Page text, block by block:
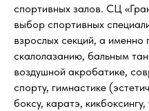
спортивных залов. СЦ
выбор спортивных
взрослых секций, а именно
скалолазанию, бальным
воздушной акробатике,
спорту, гимнастике
боксу, каратэ,